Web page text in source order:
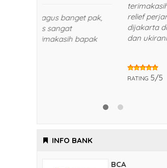
Meja altarnya bagus banget pak,
finisingnya halus sangat
rekomendid, terimakasih bapak
INFO BANK